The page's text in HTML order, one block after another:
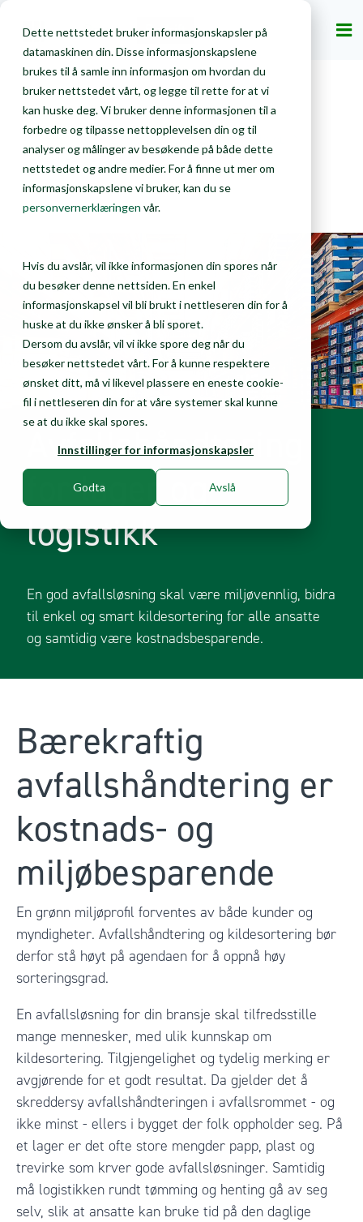
Dette nettstedet bruker informasjonskapsler på
datamaskinen din. Disse informasjonskapslene
brukes til å samle inn informasjon om hvordan du
bruker nettstedet vårt, og legge til rette for at vi
kan huske deg. Vi bruker denne informasjonen til a
forbedre og tilpasse nettopplevelsen din og til
analyser og målinger av besøkende på både dette
nettstedet og andre medier. For å finne ut mer om
informasjonskapslene vi bruker, kan du se
personvernerklæringen vår.
Hvis du avslår, vil ikke informasjonen din spores når
du besøker denne nettsiden. En enkel
informasjonskapsel vil bli brukt i nettleseren din for å
huske at du ikke ønsker å bli sporet.
Dersom du avslår, vil vi ikke spore deg når du
besøker nettstedet vårt. For å kunne respektere
ønsket ditt, må vi likevel plassere en eneste cookie-
fil i nettleseren din for at våre systemer skal kunne
se at du ikke skal spores.
Innstillinger for informasjonskapsler
Godta Avslå
Privat Bedrift
Bedrift Gjenvinning
Vare bransjelosninger
Lager og logistikk
Avfallshåndtering
for lager og
logistikk
En god avfallsløsning skal være miljøvennlig, bidra
til enkel og smart kildesortering for alle ansatte
og samtidig være kostnadsbesparende.
Bærekraftig
avfallshåndtering er
kostnads- og
miljøbesparende
En grønn miljøprofil forventes av både kunder og
myndigheter. Avfallshåndtering og kildesortering bør
derfor stå høyt på agendaen for å oppnå høy
sorteringsgrad.
En avfallsløsning for din bransje skal tilfredsstille
mange mennesker, med ulik kunnskap om
kildesortering. Tilgjengelighet og tydelig merking er
avgjørende for et godt resultat. Da gjelder det å
skreddersy avfallshåndteringen i avfallsrommet - og
ikke minst - ellers i bygget der folk oppholder seg. På
et lager er det ofte store mengder papp, plast og
trevirke som krver gode avfallsløsninger. Samtidig
må logistikken rundt tømming og henting gå av seg
selv, slik at ansatte kan bruke tid på den daglige